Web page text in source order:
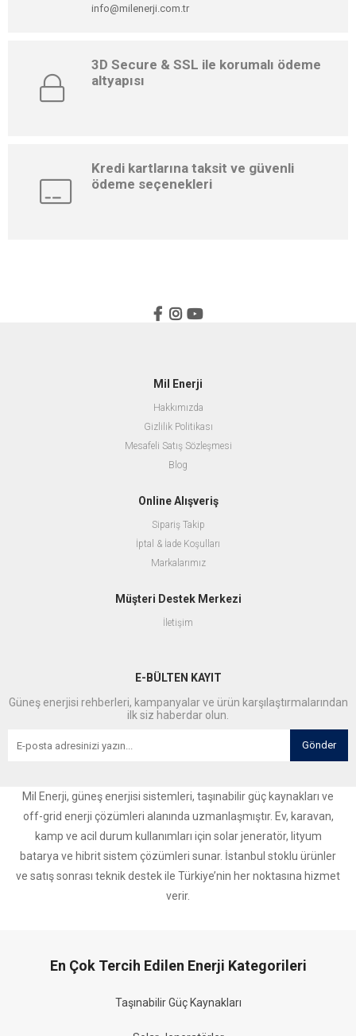
info@milenerji.com.tr
3D Secure & SSL ile korumalı ödeme
altyapısı
Kredi kartlarına taksit ve güvenli
ödeme seçenekleri
Mil Enerji
Hakkımızda
Gizlilik Politikası
Mesafeli Satış Sözleşmesi
Blog
Online Alışveriş
Sipariş Takip
İptal & İade Koşulları
Markalarımız
Müşteri Destek Merkezi
İletişim
E-BÜLTEN KAYIT
Güneş enerjisi rehberleri, kampanyalar ve ürün karşılaştırmalarından
ilk siz haberdar olun.
Gönder
Mil Enerji, güneş enerjisi sistemleri, taşınabilir güç kaynakları ve
off-grid enerji çözümleri alanında uzmanlaşmıştır. Ev, karavan,
kamp ve acil durum kullanımları için solar jeneratör, lityum
batarya ve hibrit sistem çözümleri sunar. İstanbul stoklu ürünler
ve satış sonrası teknik destek ile Türkiye’nin her noktasına hizmet
verir.
En Çok Tercih Edilen Enerji Kategorileri
Taşınabilir Güç Kaynakları